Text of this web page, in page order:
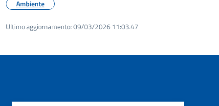
Ambiente
Ultimo aggiornamento:09/03/2026 11:03.47